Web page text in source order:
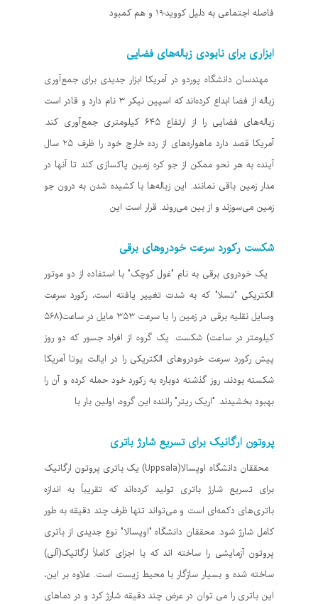
فاصله اجتماعی به دلیل کووید-۱۹ و هم کمبود
ابزاری برای نابودی زباله‌های فضایی
مهندسان دانشگاه پوردو در آمریکا ابزار جدیدی برای جمع‌آوری
زباله از فضا ابداع کرده‌اند که اسپین نیکر ۳ نام دارد و قادر است
زباله‌های فضایی را از ارتفاع ۶۴۵ کیلومتری جمع‌آوری کند.
آمریکا قصد دارد ماهواره‌های از رده خارج خود را ظرف ۲۵ سال
آینده به هر نحو ممکن از جو کره زمین پاکسازی کند تا آنها در
مدار زمین باقی نمانند. این زباله‌ها با کشیده شدن به درون جو
زمین می‌سوزند و از بین می‌روند. قرار است این
شکست رکورد سرعت خودروهای برقی
یک خودروی برقی به نام "غول کوچک" با استفاده از دو موتور
الکتریکی "تسلا" که به شدت تغییر یافته است، رکورد سرعت
وسایل نقلیه برقی در زمین را با سرعت ۳۵۳ مایل در ساعت(۵۶۸
کیلومتر در ساعت) شکست. یک گروه از افراد جسور که دو روز
پیش رکورد سرعت خودروهای الکتریکی را در ایالت یوتا آمریکا
شکسته بودند، روز گذشته دوباره به رکورد خود حمله کرده و آن را
بهبود بخشیدند. "اریک ریتر" راننده این گروه، اولین بار با
پروتون ارگانیک برای تسریع شارژ باتری
محققان دانشگاه اوپسالا(Uppsala) یک باتری پروتون ارگانیک
برای تسریع شارژ باتری تولید کرده‌اند که تقریباً به اندازه
باتری‌های دکمه‌ای است و می‌تواند تنها ظرف چند دقیقه به طور
کامل شارژ شود. محققان دانشگاه "اوپسالا" نوع جدیدی از باتری
پروتون آزمایشی را ساخته اند که با اجزای کاملاً ارگانیک(آلی)
ساخته شده و بسیار سازگار با محیط زیست است. علاوه بر این،
این باتری را می توان در عرض چند دقیقه شارژ کرد و در دماهای